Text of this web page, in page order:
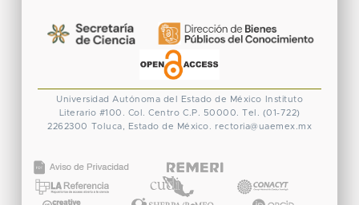
Universidad Autónoma del Estado de México
Instituto
Literario #100. Col. Centro C.P. 50000. Tel. (01-722)
2262300 Toluca, Estado de México. rectoria@uaemex.mx